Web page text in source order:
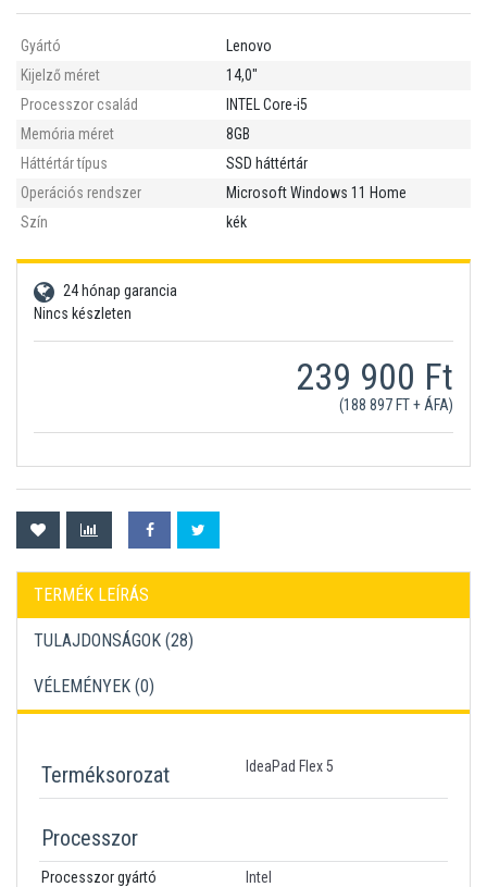
Gyártó
Lenovo
Kijelző méret
14,0"
Processzor család
INTEL Core-i5
Memória méret
8GB
Háttértár típus
SSD háttértár
Operációs rendszer
Microsoft Windows 11 Home
Szín
kék
24 hónap garancia
Nincs készleten
239 900 Ft
(188 897 FT + ÁFA)
TERMÉK LEÍRÁS
TULAJDONSÁGOK (28)
VÉLEMÉNYEK (0)
Terméksorozat IdeaPad Flex 5
Processzor
Processzor gyártó
Intel